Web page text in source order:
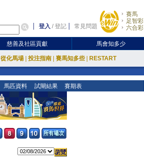
登入 /登記 常見問題
賽馬
足智彩
六合彩
慈善及社區貢獻 馬會知多少
從化馬場 投注指南 賽馬知多些 RESTART
馬匹資料 試閘結果 賽期表